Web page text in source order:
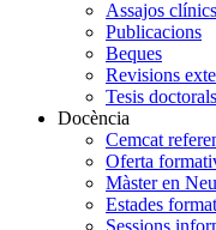
Assajos clínics
Publicacions
Beques
Revisions
Tesis doctorals
Docència
Cemcat
Oferta
Màster en
Estades